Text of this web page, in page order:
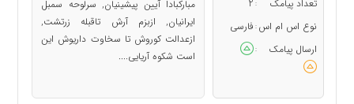
تعداد پیامک :
2
نوع اس ام اس : فارسی
ارسال پیامک
:
مبارکبادا آیین پیشینیان, سرلوحه سمبل
ایرانیان, ازبزم آرش تاقبله زرتشت,
ازعدالت کوروش تا سخاوت داریوش این
است شکوه آریایی....